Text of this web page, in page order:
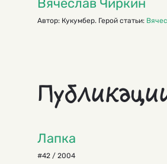
Вячеслав Чиркин
Автор: Кукумбер. Герой статьи:
Лапка
#42 / 2004